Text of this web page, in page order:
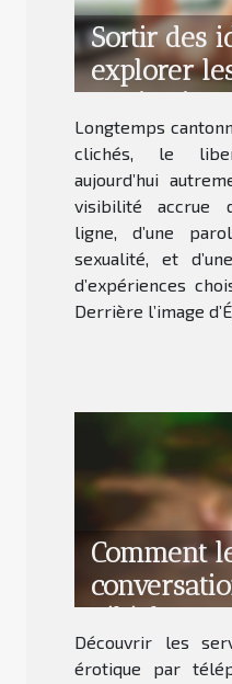
Sortir des
explorer
aujourd’hui
Longtemps
clichés, le
aujourd’hui
visibilité accrue
ligne, d’une
sexualité, et
d’expériences
Derrière l’image
Comment
téléphone
l'anonymat
Découvrir les
érotique par